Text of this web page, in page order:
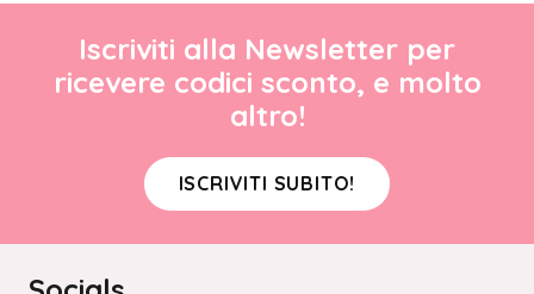
Iscriviti alla Newsletter per
ricevere codici sconto, e molto
altro!
ISCRIVITI SUBITO!